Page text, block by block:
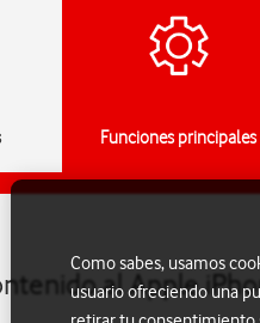
Funciones principales
al Apple
Como sabes, usamos
usuario ofreciendo una